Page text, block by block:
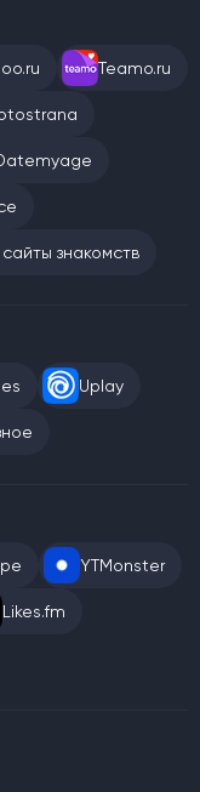
Teamo.ru
знакомств
Uplay
YTMonster
Likes.fm